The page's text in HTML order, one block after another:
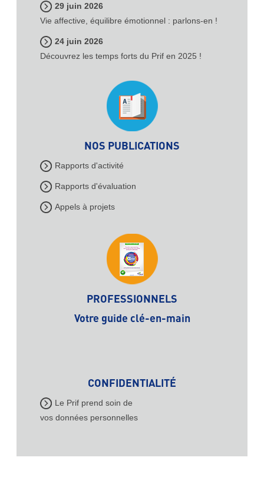
29 juin 2026
Vie affective, équilibre émotionnel : parlons-en !
24 juin 2026
Découvrez les temps forts du Prif en 2025 !
NOS PUBLICATIONS
Rapports d'activité
Rapports d'évaluation
Appels à projets
PROFESSIONNELS
Votre guide clé-en-main
CONFIDENTIALITÉ
Le Prif prend soin de
vos données personnelles